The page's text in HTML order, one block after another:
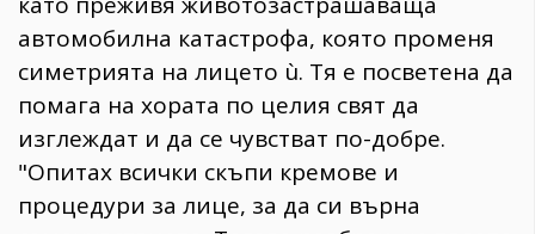
автомобилна катастрофа, която променя
симетрията на лицето ù. Тя е посветена да
помага на хората по целия свят да
изглеждат и да се чувстват по-добре.
"Опитах всички скъпи кремове и
процедури за лице, за да си върна